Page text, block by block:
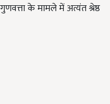
के मामले में अत्यंत श्रेष्ठ